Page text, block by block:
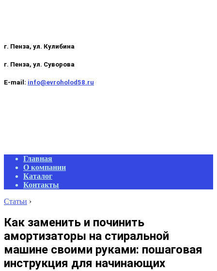
г. Пенза, ул. Кулибина
г. Пенза, ул. Суворова
E-mail: info@evroholod58.ru
Primary
Navigation
Menu
Главная
О компании
Каталог
Контакты
Статьи ›
Как заменить и починить
амортизаторы на стиральной
машине своими руками: пошаговая
инструкция для начинающих